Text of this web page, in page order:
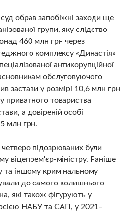
обрав запобіжні заходи ще
групи, яку слідство
460 млн грн через
комплексу «Династія»
антикорупційної
обслуговуючого
застави у розмірі 10,6 млн грн
приватного товариства
а довіреній особі
млн грн.
підозрюваних були
віцепрем'єр-міністру. Раніше
та іншому кримінальному
до самого колишнього
які також фігурують у
НАБУ та САП, у 2021–